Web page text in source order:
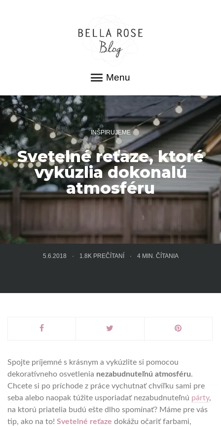
Menu
INŠPIRUJEME
Svetelné reťaze, ktoré
vykúzlia dokonalú
atmosféru
5.6.2018 1.8K PREČÍTANÍ 4 MIN. ČÍTANIA
Spojte príjemné s krásnym a vykúzlite si pomocou
dekoratívneho osvetlenia nezabudnuteľnú atmosféru.
Chcete si po príchode z práce vychutnať chvíľku sami pre
seba alebo naopak túžite usporiadať nezabudnuteľnú párty,
na ktorú priatelia budú ešte dlho spomínať? Máme pre vás
tip, ako na to! Svetelné reťaze dokážu očariť farbami,